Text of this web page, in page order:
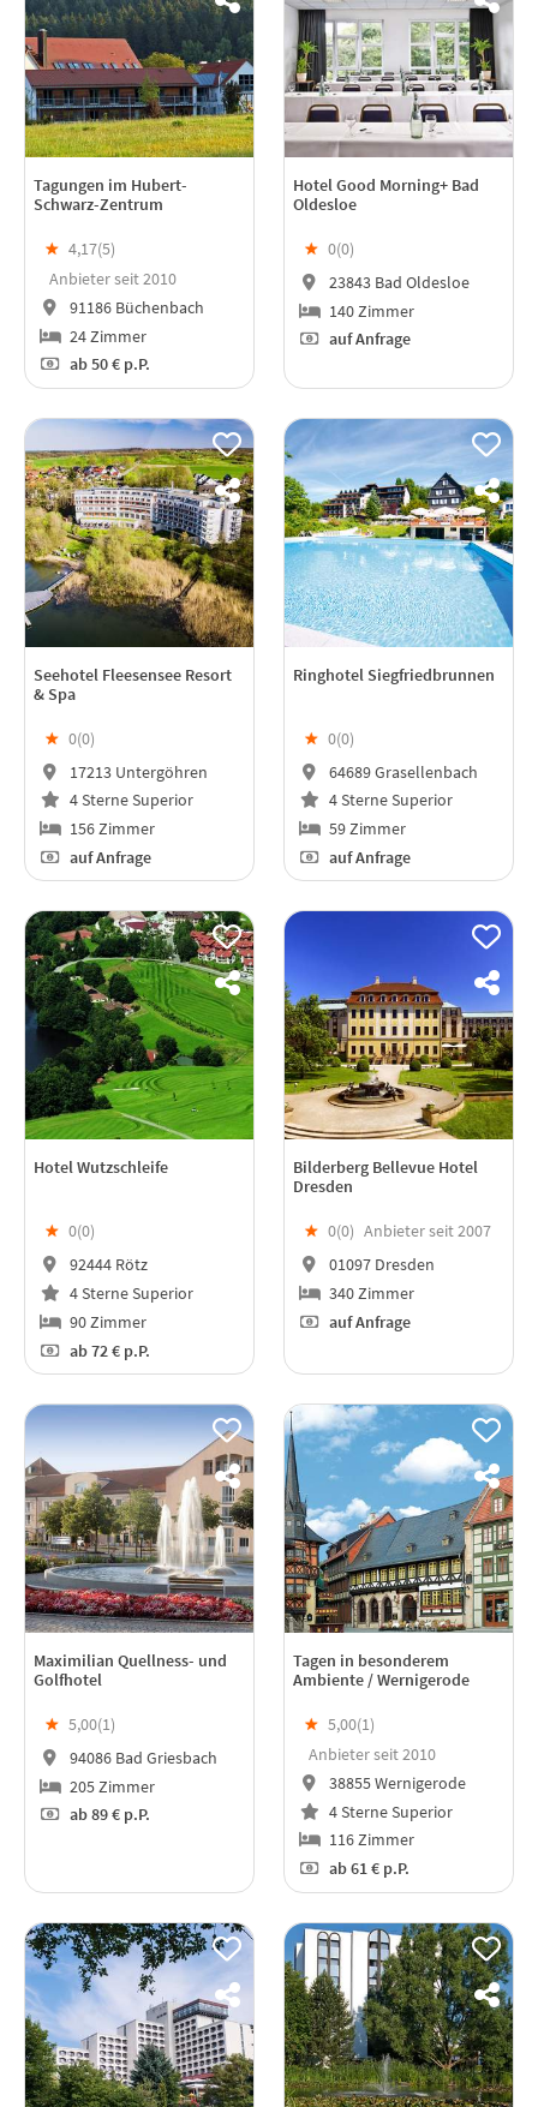
Tagungen im Hubert-
Schwarz-Zentrum
★ 4,17(5)
Anbieter seit 2010
91186 Büchenbach
24 Zimmer
ab50 € p.P.
Hotel Good Morning+ Bad
Oldesloe
★ 0(0)
23843 Bad Oldesloe
140 Zimmer
auf Anfrage
Seehotel Fleesensee Resort
& Spa
★ 0(0)
17213 Untergöhren
4 Sterne Superior
156 Zimmer
auf Anfrage
Ringhotel Siegfriedbrunnen
★ 0(0)
64689 Grasellenbach
4 Sterne Superior
59 Zimmer
auf Anfrage
Hotel Wutzschleife
★ 0(0)
92444 Rötz
4 Sterne Superior
90 Zimmer
ab72 € p.P.
Bilderberg Bellevue Hotel
Dresden
★ 0(0) Anbieter seit 2007
01097 Dresden
340 Zimmer
auf Anfrage
Maximilian Quellness- und
Golfhotel
★ 5,00(1)
94086 Bad Griesbach
205 Zimmer
ab89 € p.P.
Tagen in besonderem
Ambiente / Wernigerode
★ 5,00(1)
Anbieter seit 2010
38855 Wernigerode
4 Sterne Superior
116 Zimmer
ab61 € p.P.